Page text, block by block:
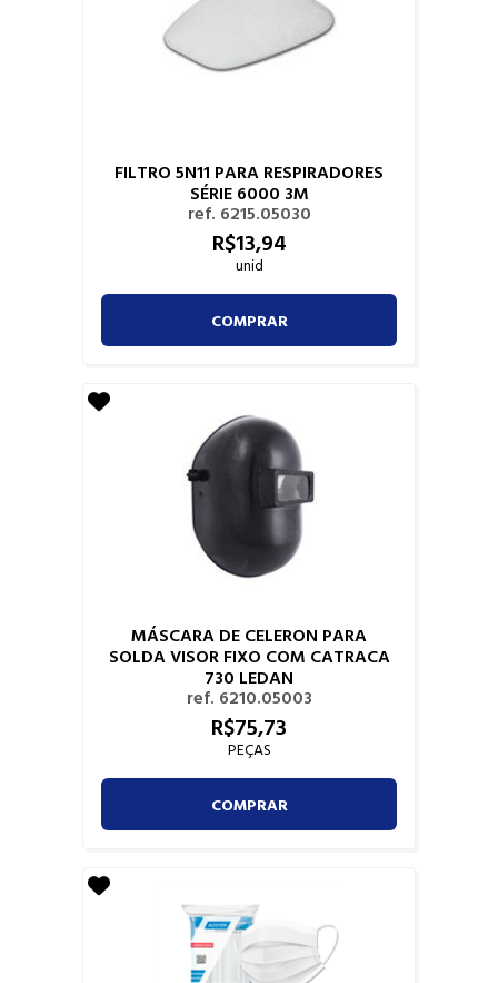
FILTRO 5N11 PARA RESPIRADORES
SÉRIE 6000 3M
ref. 6215.05030
R$13,94
unid
COMPRAR
MÁSCARA DE CELERON PARA
SOLDA VISOR FIXO COM CATRACA
730 LEDAN
ref. 6210.05003
R$75,73
PEÇAS
COMPRAR